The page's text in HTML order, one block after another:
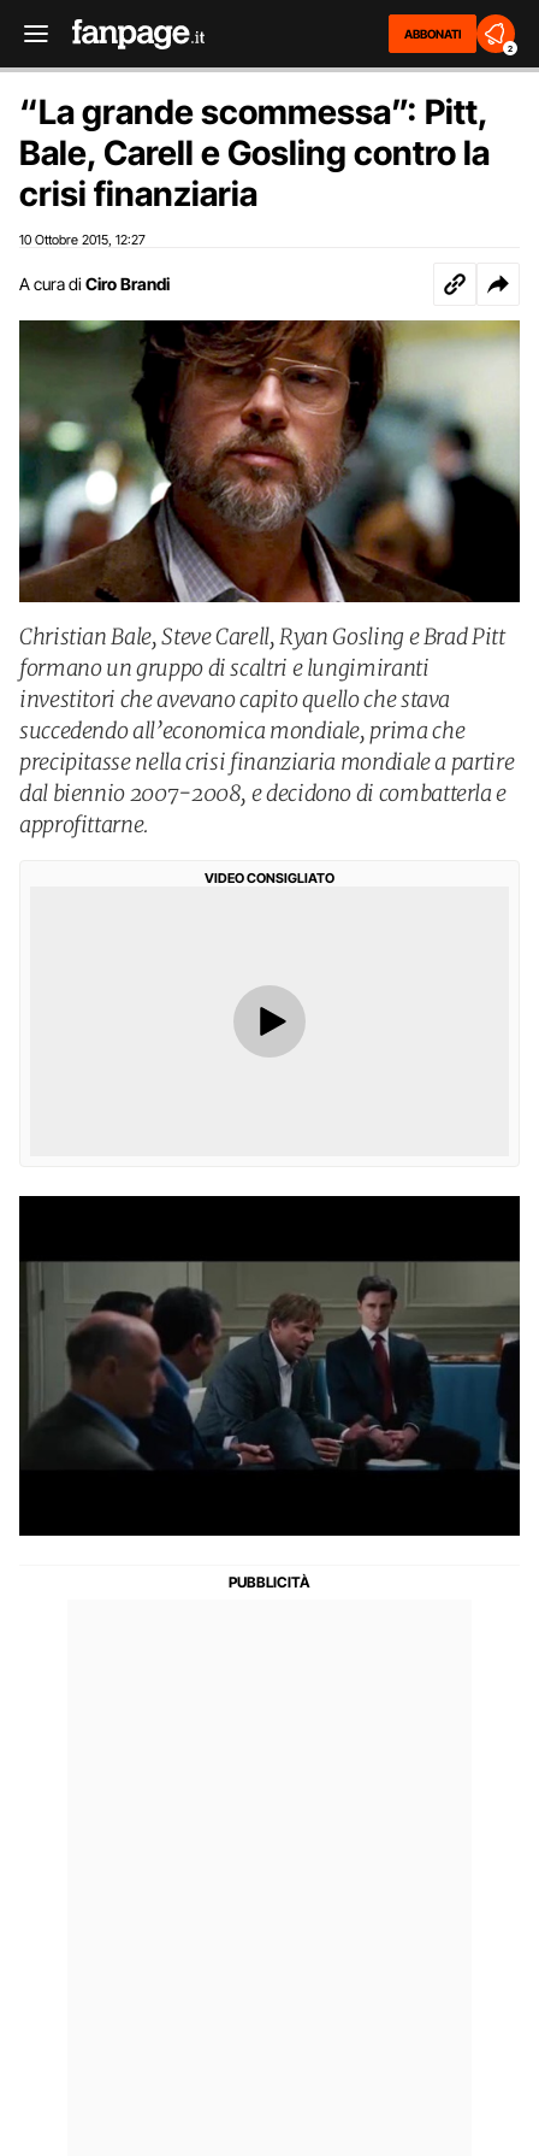
ABBONATI
2
“La grande scommessa”: Pitt,
Bale, Carell e Gosling contro la
crisi finanziaria
10 Ottobre 2015 12:27
A cura di Ciro Brandi
Christian Bale, Steve Carell, Ryan Gosling e Brad Pitt
formano un gruppo di scaltri e lungimiranti
investitori che avevano capito quello che stava
succedendo all’economica mondiale, prima che
precipitasse nella crisi finanziaria mondiale a partire
dal biennio 2007-2008, e decidono di combatterla e
approfittarne.
VIDEO CONSIGLIATO